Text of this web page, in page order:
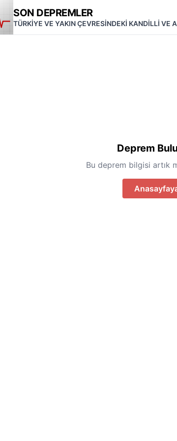
SON DEPREMLER
TÜRKİYE VE YAKIN ÇEVRESİNDEKİ KANDİLLİ VE
Deprem
Bu deprem bilgisi artık